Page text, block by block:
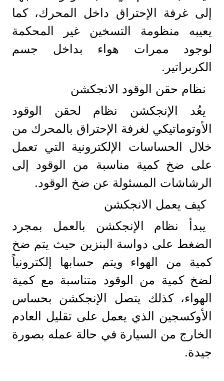
إلى غرفة الإحتراق داخل المحرك، كما
يعيبه منظومة التسخين غير المحكمة
لوجود ممرات هواء بداخل جسم
الكربراتير.
نظام حقن الوقود الانجكشن
يعُد الإنجكشن نظام لحقن الوقود
الأوتوماتيكي لغرفة الإحتراق بالمحرك من
خلال الحساسات الإلكترونية التي تعمل
على ضخ كمية مناسبة من الوقود إلى
الرشاشات المسئولة عن ضخ الوقود.
كيف يعمل الانجكشن
يبدأ نظام الإنجكشن بالعمل بمجرد
الضغط على دواسة البنزين حيث يتم ضخ
كمية من الهواء ويتم حسابها إلكترونياً
لضخ كمية من الوقود متناسبة مع كمية
الهواء، كذلك يتصل الإنجكشن بحساس
الأوكسجين الذي يعمل على تقليل العادم
الخارج من السيارة في حالة عمله بصورة
جيدة.